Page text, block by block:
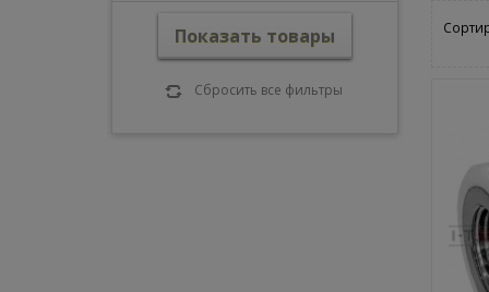
Показать товары
Сбросить все фильтры